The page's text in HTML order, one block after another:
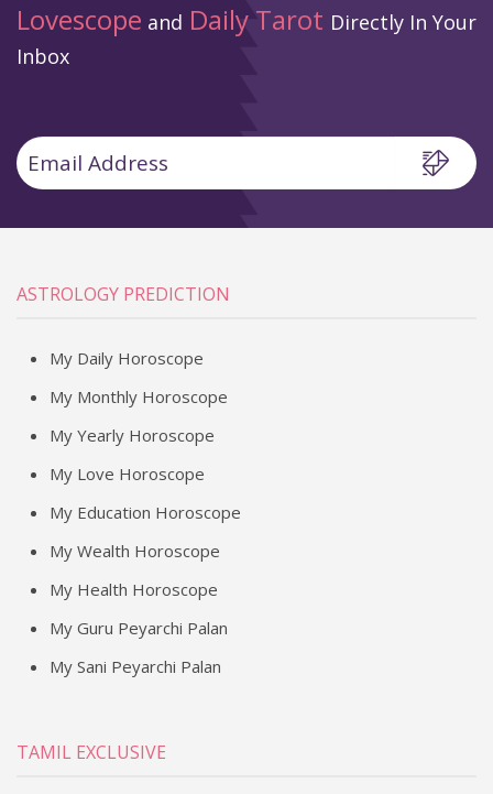
Lovescope and Daily Tarot Directly In Your
Inbox
ASTROLOGY PREDICTION
My Daily Horoscope
My Monthly Horoscope
My Yearly Horoscope
My Love Horoscope
My Education Horoscope
My Wealth Horoscope
My Health Horoscope
My Guru Peyarchi Palan
My Sani Peyarchi Palan
TAMIL EXCLUSIVE